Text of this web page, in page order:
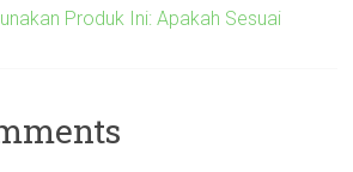
Produk Ini: Apakah Sesuai